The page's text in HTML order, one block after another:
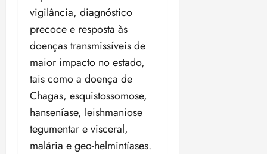
vigilância, diagnóstico
precoce e resposta às
doenças transmissíveis de
maior impacto no estado,
tais como a doença de
Chagas, esquistossomose,
hanseníase, leishmaniose
tegumentar e visceral,
malária e geo-helmintíases.